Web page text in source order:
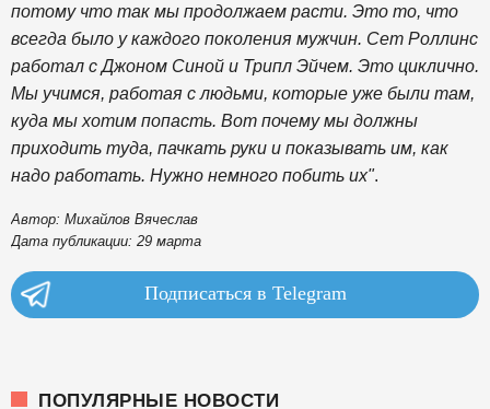
потому что так мы продолжаем расти. Это то, что
всегда было у каждого поколения мужчин. Сет Роллинс
работал с Джоном Синой и Трипл Эйчем. Это циклично.
Мы учимся, работая с людьми, которые уже были там,
куда мы хотим попасть. Вот почему мы должны
приходить туда, пачкать руки и показывать им, как
надо работать. Нужно немного побить их".
Автор: Михайлов Вячеслав
Дата публикации: 29 марта
Подписаться в Telegram
ПОПУЛЯРНЫЕ НОВОСТИ